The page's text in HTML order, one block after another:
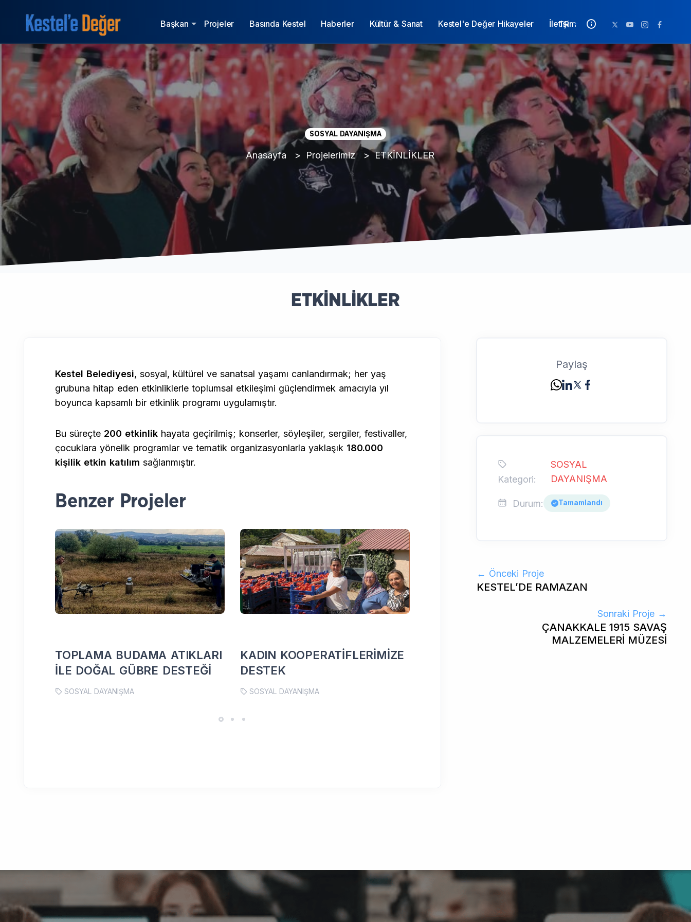
Başkan Projeler Basında Kestel Haberler Kültür & Sanat Kestel'e Değer Hikayeler İletişim
TR
SOSYAL DAYANIŞMA
Anasayfa Projelerimiz ETKİNLİKLER
ETKİNLİKLER
Kestel Belediyesi, sosyal, kültürel ve sanatsal yaşamı canlandırmak; her yaş
grubuna hitap eden etkinliklerle toplumsal etkileşimi güçlendirmek amacıyla yıl
boyunca kapsamlı bir etkinlik programı uygulamıştır.
Bu süreçte 200 etkinlik hayata geçirilmiş; konserler, söyleşiler, sergiler, festivaller,
çocuklara yönelik programlar ve tematik organizasyonlarla yaklaşık 180.000
kişilik etkin katılım sağlanmıştır.
Benzer Projeler
TOPLAMA BUDAMA ATIKLARI
İLE DOĞAL GÜBRE DESTEĞİ
SOSYAL DAYANIŞMA
KADIN KOOPERATİFLERİMİZE
DESTEK
SOSYAL DAYANIŞMA
Paylaş
Kategori:
SOSYAL
DAYANIŞMA
Durum: Tamamlandı
← Önceki Proje
KESTEL’DE RAMAZAN
Sonraki Proje →
ÇANAKKALE 1915 SAVAŞ
MALZEMELERİ MÜZESİ